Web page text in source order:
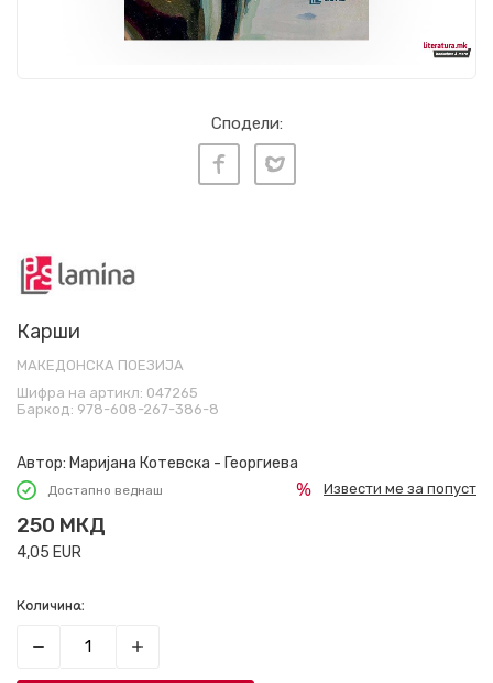
Сподели:
Карши
МАКЕДОНСКА ПОЕЗИЈА
Шифра на артикл: 047265
Баркод: 978-608-267-386-8
Автор: Маријана Котевска - Георгиева
Достапно веднаш
250 МКД
4,05 EUR
Извести ме за попуст
Количина: